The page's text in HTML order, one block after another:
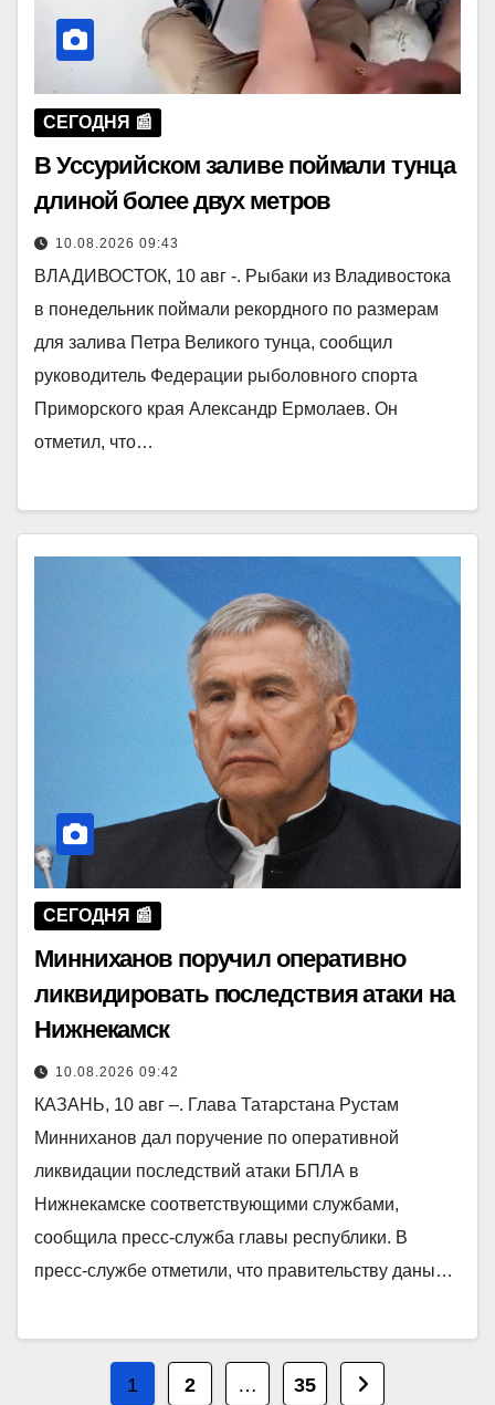
СЕГОДНЯ 📰
В Уссурийском заливе поймали тунца
длиной более двух метров
10.08.2026 09:43
ВЛАДИВОСТОК, 10 авг -. Рыбаки из Владивостока
в понедельник поймали рекордного по размерам
для залива Петра Великого тунца, сообщил
руководитель Федерации рыболовного спорта
Приморского края Александр Ермолаев. Он
отметил, что…
СЕГОДНЯ 📰
Минниханов поручил оперативно
ликвидировать последствия атаки на
Нижнекамск
10.08.2026 09:42
КАЗАНЬ, 10 авг –. Глава Татарстана Рустам
Минниханов дал поручение по оперативной
ликвидации последствий атаки БПЛА в
Нижнекамске соответствующими службами,
сообщила пресс-служба главы республики. В
пресс-службе отметили, что правительству даны…
Пагинация
1 2 … 35